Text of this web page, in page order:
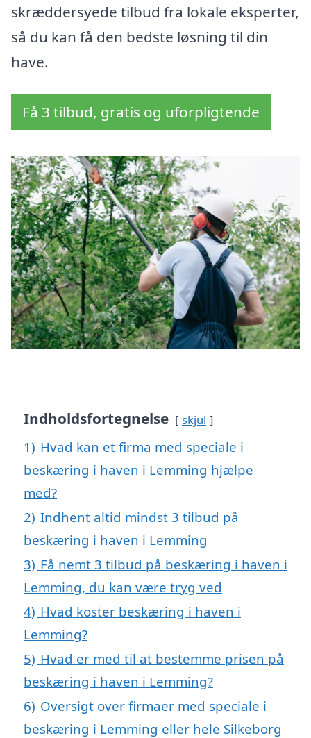
skræddersyede tilbud fra lokale eksperter,
så du kan få den bedste løsning til din
have.
Få 3 tilbud, gratis og uforpligtende
Indholdsfortegnelse skjul
1) Hvad kan et firma med speciale i
beskæring i haven i Lemming hjælpe
med?
2) Indhent altid mindst 3 tilbud på
beskæring i haven i Lemming
3) Få nemt 3 tilbud på beskæring i haven i
Lemming, du kan være tryg ved
4) Hvad koster beskæring i haven i
Lemming?
5) Hvad er med til at bestemme prisen på
beskæring i haven i Lemming?
6) Oversigt over firmaer med speciale i
beskæring i Lemming eller hele Silkeborg